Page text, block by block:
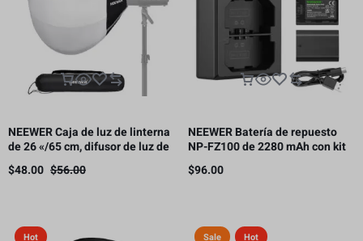
NEEWER Caja de luz de linterna
de 26 «/65 cm, difusor de luz de
liberación rápida 360° Bowens
Mount Softbox con aleación de
$56.00
$48.00
NEEWER Batería de repuesto
NP-FZ100 de 2280 mAh con kit
de cargador USB de doble canal
$96.00
Hot Sale Hot